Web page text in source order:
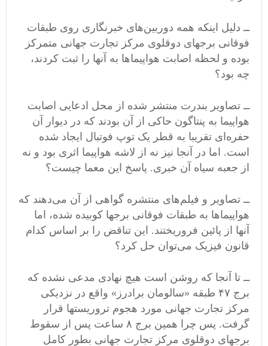
ــ دلیل اینکه همه دوربین‌های خبرنگاری روی طبقات
فوقانی برجهای دوقلوی مرکز تجارت جهانی متمرکز
بوده و لحظه اصابت هواپیماها به آنها را ثبت کردند،
چه بود؟
ــ تصاویر بندرت منتشر شده از محل ادعایی اصابت
هواپیما به پنتاگون حاکی از آن بودند که در دیوار آن
حفره‌ای تقریبا به قطر یک توپ فوتبال ایجاد شده
است. اما در آنجا نیز نه از لاشه هواپیما اثری بود و نه
از جعبه سیاه آن خبری. پاسخ این معما چیست؟
ــ تصاویر و فیلم‌های منتشره گواهی از آن می‌دهند که
هواپیماها به طبقات فوقانی برجها کوبیده شده، اما
آنها از پائین فروریختند. این تناقض را بر اساس کدام
قانون فیزیک می‌توان حل کرد؟
ــ تا آنجا که روشن است هیچ نهادی مدعی نشده که
برج ۴۷ طبقه «سالومان برادرز» واقع در نزدیکی
مرکز تجارت جهانی مورد هجوم تروریستها قرار
گرفت. پس چرا همین برج ۸ ساعت پس از سقوط
برجهای دوقلوی مرکز تجارت جهانی بطور کامل